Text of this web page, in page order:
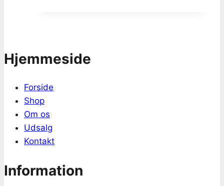
Hjemmeside
Forside
Shop
Om os
Udsalg
Kontakt
Information